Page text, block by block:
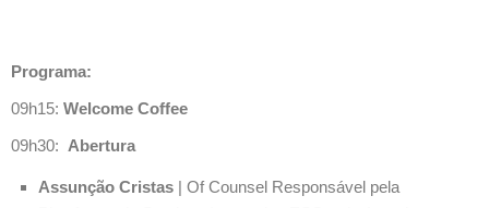
Programa:
09h15: Welcome Coffee
09h30: Abertura
Assunção Cristas | Of Counsel Responsável pela